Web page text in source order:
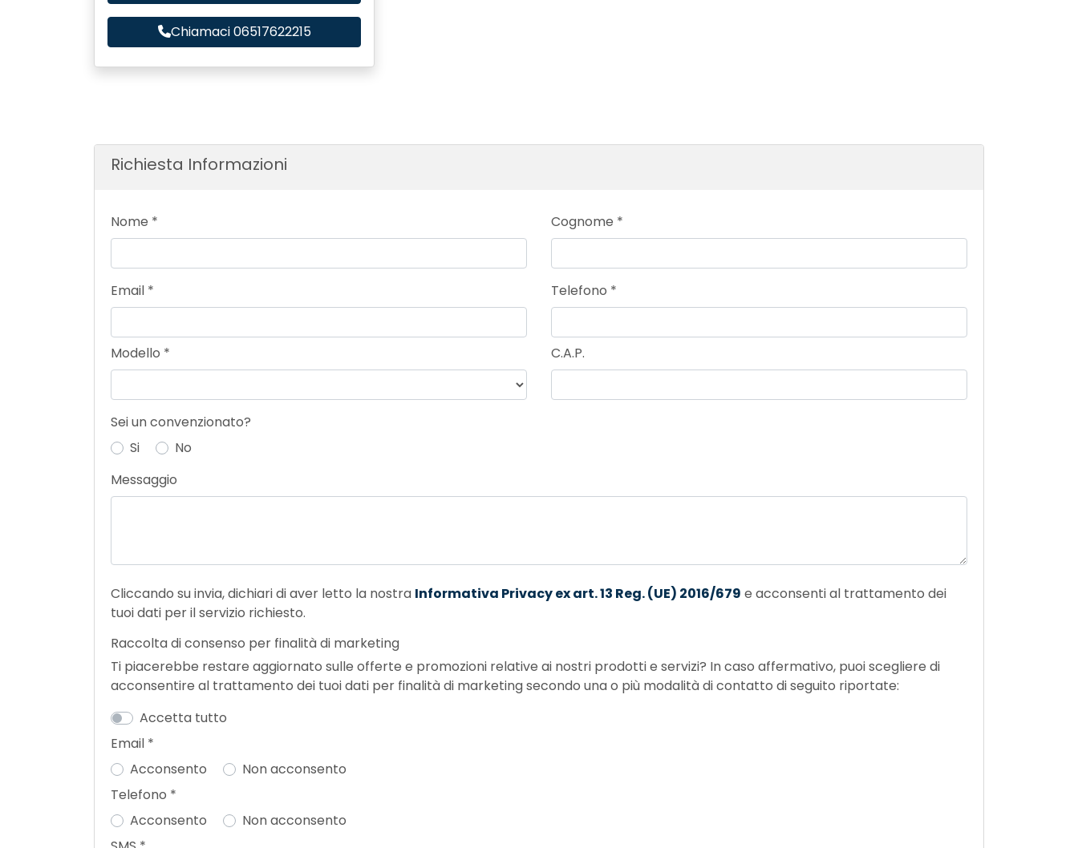
Chiamaci 06517622215
Richiesta Informazioni
Nome * Cognome *
Email *
Modello *
Telefono *
C.A.P.
Sei un convenzionato?
Si
No
Messaggio
Cliccando su invia, dichiari di aver letto la nostra Informativa Privacy ex art. 13 Reg. (UE) 2016/679 e acconsenti al trattamento dei
tuoi dati per il servizio richiesto.
Raccolta di consenso per finalità di marketing
Ti piacerebbe restare aggiornato sulle offerte e promozioni relative ai nostri prodotti e servizi? In caso affermativo, puoi scegliere di
acconsentire al trattamento dei tuoi dati per finalità di marketing secondo una o più modalità di contatto di seguito riportate:
Accetta tutto
Email *
Acconsento
Non acconsento
Telefono *
Acconsento
Non acconsento